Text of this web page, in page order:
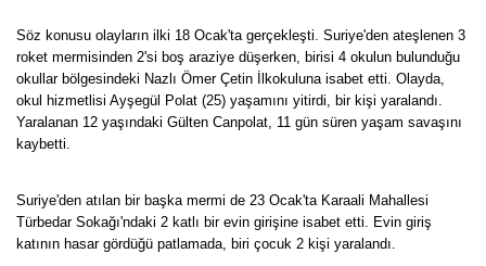
Söz konusu olayların ilki 18 Ocak'ta gerçekleşti. Suriye'den ateşlenen 3
roket mermisinden 2'si boş araziye düşerken, birisi 4 okulun bulunduğu
okullar bölgesindeki Nazlı Ömer Çetin İlkokuluna isabet etti. Olayda,
okul hizmetlisi Ayşegül Polat (25) yaşamını yitirdi, bir kişi yaralandı.
Yaralanan 12 yaşındaki Gülten Canpolat, 11 gün süren yaşam savaşını
kaybetti.
Suriye'den atılan bir başka mermi de 23 Ocak'ta Karaali Mahallesi
Türbedar Sokağı'ndaki 2 katlı bir evin girişine isabet etti. Evin giriş
katının hasar gördüğü patlamada, biri çocuk 2 kişi yaralandı.